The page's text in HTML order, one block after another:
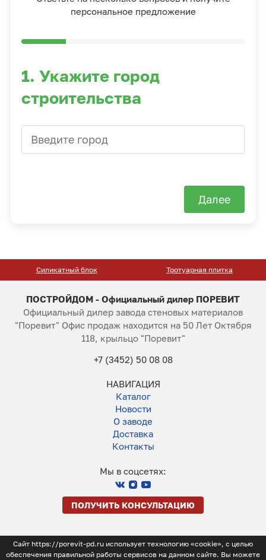
персональное предложение
1. Укажите город
строительства
Далее
Силикатный блок Тротуарная плитка
ПОСТРОЙДОМ - Официальный дилер ПОРЕВИТ
Официальный дилер завода стеновых материалов
"Поревит" Офис продаж находится на 50 Лет Октября
118, крыльцо "Поревит"
+7 (3452) 50 08 08
НАВИГАЦИЯ
Каталог
Новости
О заводе
Доставка
Контакты
Мы в соцсетях:
ПОЛУЧИТЬ КОНСУЛЬТАЦИЮ
Сайт https://porevit-pd.ru использует технологию «cookie», с целью
обеспечения правильной работы сервисов на данном сайте. Вы можете